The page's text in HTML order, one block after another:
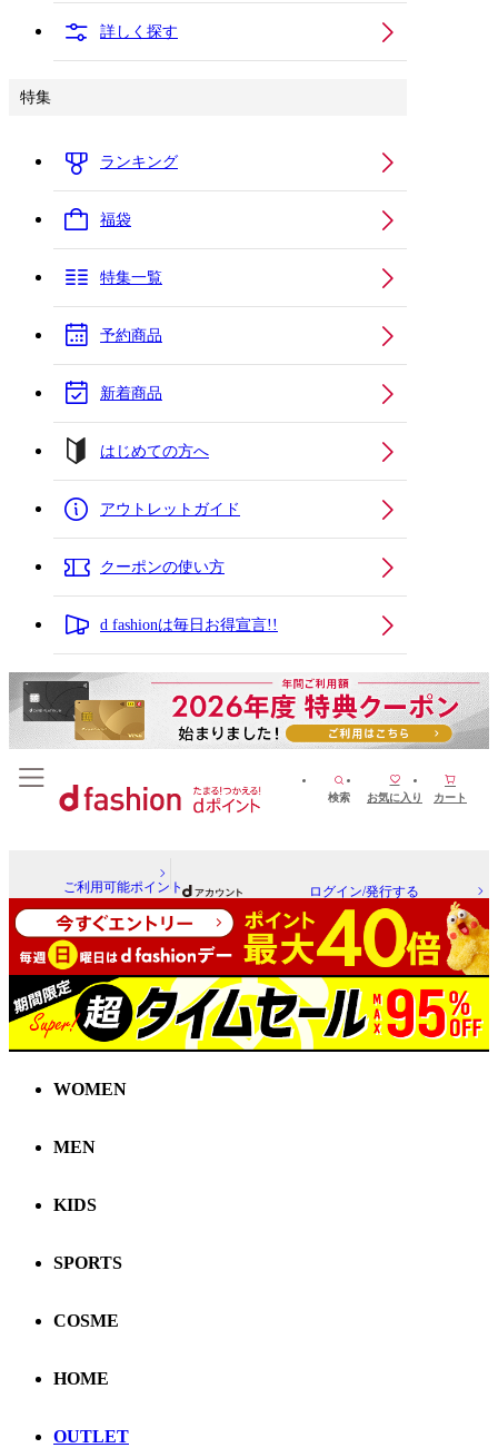
詳しく探す
特集
ランキング
福袋
特集一覧
予約商品
新着商品
はじめての方へ
アウトレットガイド
クーポンの使い方
d fashionは毎日お得宣言!!
検索 お気に入り カート
ご利用可能ポイント ログイン/発行する
WOMEN
MEN
KIDS
SPORTS
COSME
HOME
OUTLET